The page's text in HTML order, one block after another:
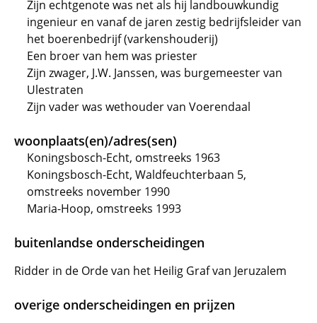
Zijn echtgenote was net als hij landbouwkundig
ingenieur en vanaf de jaren zestig bedrijfsleider van
het boerenbedrijf (varkenshouderij)
Een broer van hem was priester
Zijn zwager, J.W. Janssen, was burgemeester van
Ulestraten
Zijn vader was wethouder van Voerendaal
woonplaats(en)/adres(sen)
Koningsbosch-Echt, omstreeks 1963
Koningsbosch-Echt, Waldfeuchterbaan 5,
omstreeks november 1990
Maria-Hoop, omstreeks 1993
buitenlandse onderscheidingen
Ridder in de Orde van het Heilig Graf van Jeruzalem
overige onderscheidingen en prijzen